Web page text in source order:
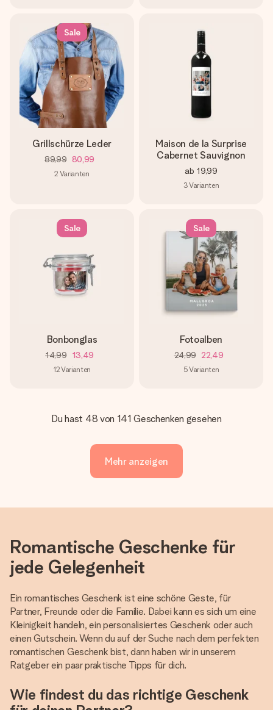
Sale
Grillschürze Leder
89,99 80,99
2 Varianten
Maison de la Surprise
Cabernet Sauvignon
ab 19,99
3Varianten
Sale
Bonbonglas
14,99 13,49
12Varianten
Sale
Fotoalben
24,99 22,49
5Varianten
Du hast 48 von 141 Geschenken gesehen
Mehr anzeigen
Romantische Geschenke für
jede Gelegenheit
Ein romantisches Geschenk ist eine schöne Geste, für
Partner, Freunde oder die Familie. Dabei kann es sich um eine
Kleinigkeit handeln, ein personalisiertes Geschenk oder auch
einen Gutschein. Wenn du auf der Suche nach dem perfekten
romantischen Geschenk bist, dann haben wir in unserem
Ratgeber ein paar praktische Tipps für dich.
Wie findest du das richtige Geschenk